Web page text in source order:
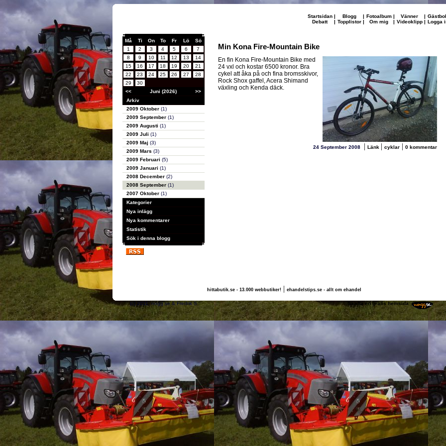
Startsidan | Blogg | Fotoalbum | Vänner |
Debatt
| Topplistor | Om mig | Videoklipp | Logga
Må Ti On To Fr Lö
Sö
1
2 3 4 5 6
7
8
9 10 11 12 13
14
15
16 17 18 19 20
21
22
23 24 25 26 27
28
29
30
<<
Juni (2026)
>>
Arkiv
2009 Oktober (1)
2009 September (1)
2009 Augusti (1)
2009 Juli (1)
2009 Maj (3)
2009 Mars (3)
2009 Februari (5)
2009 Januari (1)
2008 December (2)
2008 September (1)
2007 Oktober (1)
Kategorier
Nya inlägg
Nya kommentarer
Statistik
Sök i denna blogg
Min Kona Fire-Mountain Bike
En fin Kona Fire-Mountain Bike med
24 vxl och kostar 6500 kronor. Bra
cykel att åka på och fina bromsskivor,
Rock Shox gaffel, Acera Shimand
växling och Kenda däck.
24 September 2008 | Länk | cyklar | 0 kommentar
hittabutik.se - 13.000 webbutiker!| ehandelstips.se - allt om ehandel
(c) 2011, nogg.se & Fredrik S Skaffa en gratis hemsida